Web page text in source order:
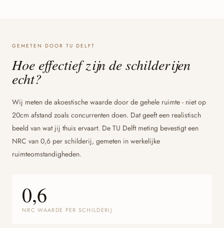
GEMETEN DOOR TU DELFT
Hoe effectief zijn de schilderijen
echt?
Wij meten de akoestische waarde door de gehele ruimte - niet op
20cm afstand zoals concurrenten doen. Dat geeft een realistisch
beeld van wat jij thuis ervaart. De TU Delft meting bevestigt een
NRC van 0,6 per schilderij, gemeten in werkelijke
ruimteomstandigheden.
0,6
NRC WAARDE PER SCHILDERIJ